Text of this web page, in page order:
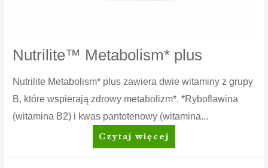
Nutrilite™ Metabolism* plus
Nutrilite Metabolism* plus zawiera dwie witaminy z grupy
B, które wspierają zdrowy metabolizm*. *Ryboflawina
(witamina B2) i kwas pantotenowy (witamina...
Nutrilite™
Metabolism*
Czytaj więcej